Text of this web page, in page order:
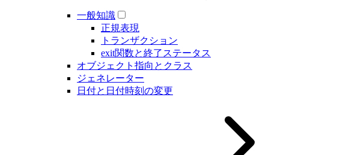
一般知識
正規表現
トランザクション
exit関数と終了ステータス
オブジェクト指向とクラス
ジェネレーター
日付と日付時刻の変更